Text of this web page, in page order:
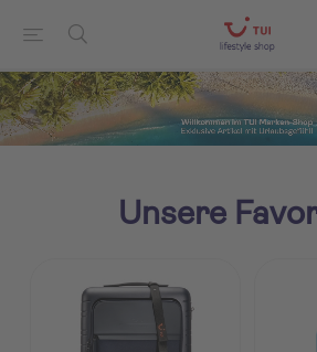
Unsere